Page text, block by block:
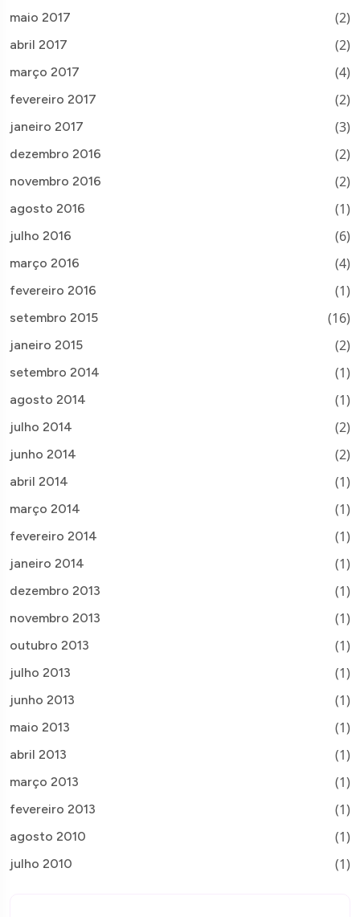
maio 2017 (2)
abril 2017 (2)
março 2017 (4)
fevereiro 2017 (2)
janeiro 2017 (3)
dezembro 2016 (2)
novembro 2016 (2)
agosto 2016 (1)
julho 2016 (6)
março 2016 (4)
fevereiro 2016 (1)
setembro 2015 (16)
janeiro 2015 (2)
setembro 2014 (1)
agosto 2014 (1)
julho 2014 (2)
junho 2014 (2)
abril 2014 (1)
março 2014 (1)
fevereiro 2014 (1)
janeiro 2014 (1)
dezembro 2013 (1)
novembro 2013 (1)
outubro 2013 (1)
julho 2013 (1)
junho 2013 (1)
maio 2013 (1)
abril 2013 (1)
março 2013 (1)
fevereiro 2013 (1)
agosto 2010 (1)
julho 2010 (1)